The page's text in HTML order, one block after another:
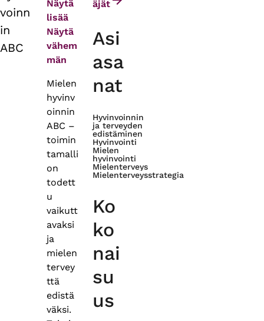
voinn
in
ABC
Näytä
lisää
Näytä
vähem
män
Mielen
hyvinv
oinnin
ABC –
toimin
tamalli
on
todett
u
vaikutt
avaksi
ja
mielen
tervey
ttä
edistä
väksi.
äjät
Asi
asa
nat
Hyvinvoinnin
ja terveyden
edistäminen
Hyvinvointi
Mielen
hyvinvointi
Mielenterveys
Mielenterveysstrategia
Ko
ko
nai
su
us